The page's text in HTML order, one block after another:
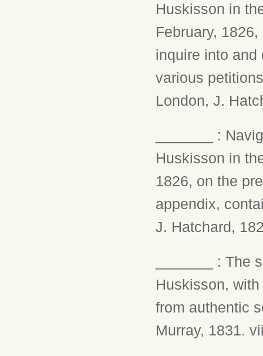
Huskisson in
February,
inquire into and
various
London, J.
_______ :
Huskisson in
1826, on the
appendix,
J. Hatchard,
_______ : The
Huskisson,
from authentic
Murray, 1831.